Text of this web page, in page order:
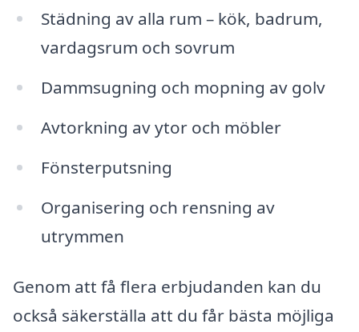
Städning av alla rum – kök, badrum,
vardagsrum och sovrum
Dammsugning och mopning av golv
Avtorkning av ytor och möbler
Fönsterputsning
Organisering och rensning av
utrymmen
Genom att få flera erbjudanden kan du
också säkerställa att du får bästa möjliga